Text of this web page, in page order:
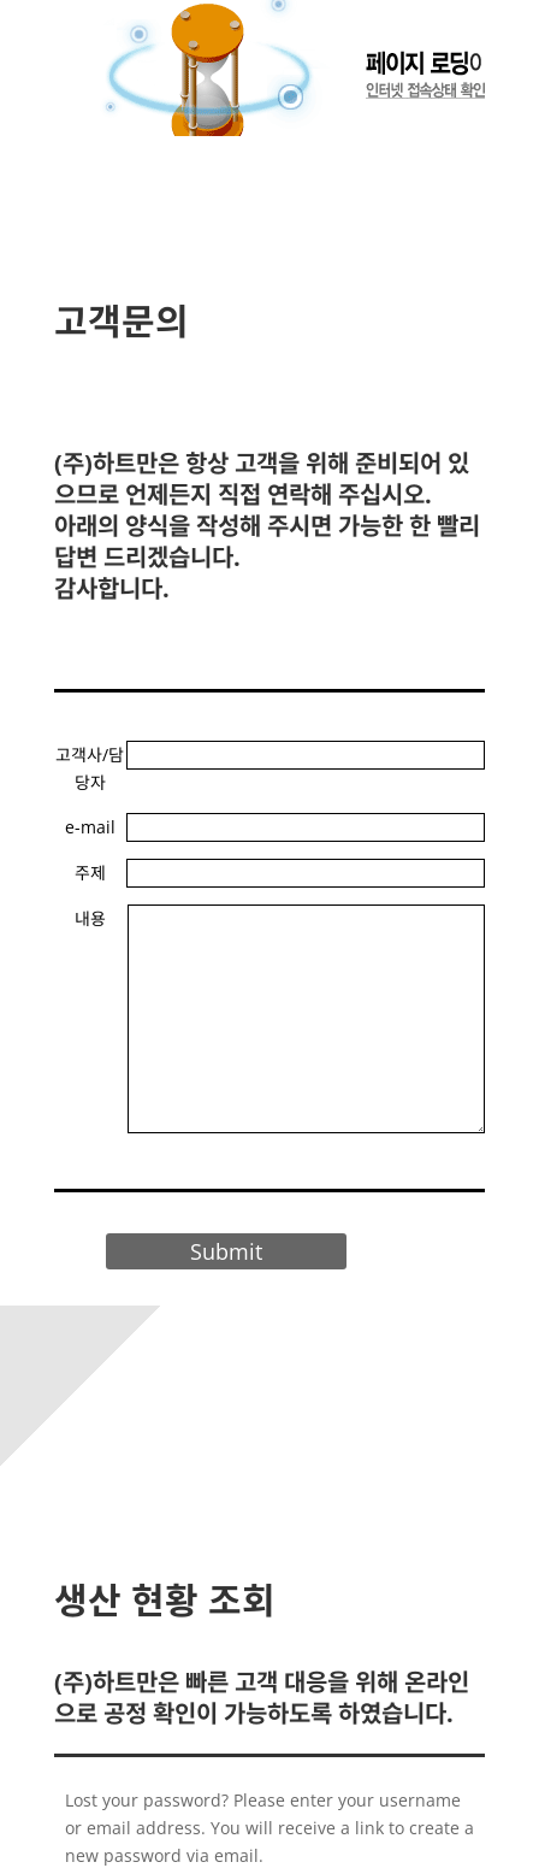
고객문의
(주)하트만은 항상 고객을 위해 준비되어 있
으므로 언제든지 직접 연락해 주십시오.
아래의 양식을 작성해 주시면 가능한 한 빨리
답변 드리겠습니다.
감사합니다.
고객사/담
당자
e-mail
주제
내용
Submit
생산 현황 조회
(주)하트만은 빠른 고객 대응을 위해 온라인
으로 공정 확인이 가능하도록 하였습니다.
Lost your password? Please enter your username
or email address. You will receive a link to create a
new password via email.